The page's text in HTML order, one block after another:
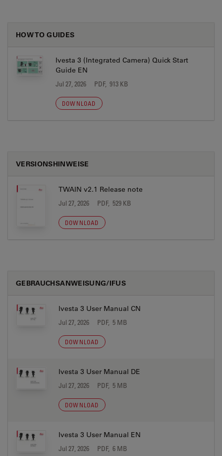
HOW TO GUIDES
Ivesta 3 (Integrated Camera) Quick Start
Guide EN
Jul 27, 2026 PDF, 913 KB
DOWNLOAD
VERSIONSHINWEISE
TWAIN v2.1 Release note
Jul 27, 2026 PDF, 529 KB
DOWNLOAD
GEBRAUCHSANWEISUNG/IFUS
Ivesta 3 User Manual CN
Jul 27, 2026 PDF, 5 MB
DOWNLOAD
Ivesta 3 User Manual DE
Jul 27, 2026 PDF, 5 MB
DOWNLOAD
Ivesta 3 User Manual EN
Jul 27, 2026 PDF, 6 MB